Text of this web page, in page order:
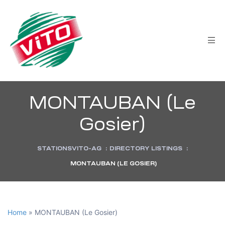
MONTAUBAN (Le
Gosier)
STATIONSVITO-AG : DIRECTORY LISTINGS :
MONTAUBAN (LE GOSIER)
Home » MONTAUBAN (Le Gosier)